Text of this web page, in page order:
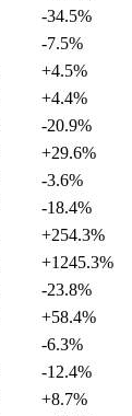
-34.5%
-7.5%
+4.5%
+4.4%
-20.9%
+29.6%
-3.6%
-18.4%
+254.3%
+1245.3%
-23.8%
+58.4%
-6.3%
-12.4%
+8.7%